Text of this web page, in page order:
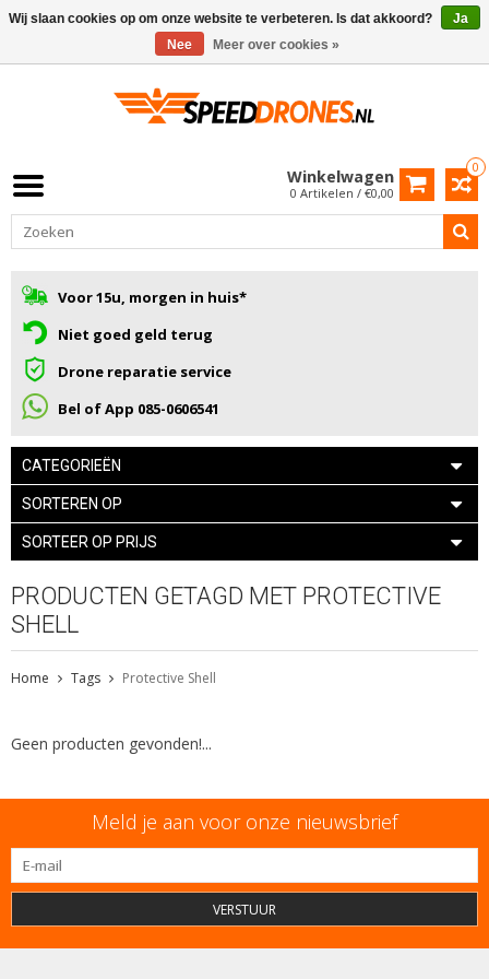
0
Winkelwagen
0 Artikelen / €0,00
Voor 15u, morgen in huis*
Niet goed geld terug
Drone reparatie service
Bel of App 085-0606541
CATEGORIEËN
SORTEREN OP
SORTEER OP PRIJS
PRODUCTEN GETAGD MET PROTECTIVE
SHELL
Home Tags Protective Shell
Geen producten gevonden!...
Meld je aan voor onze nieuwsbrief
VERSTUUR
Wij slaan cookies op om onze website te verbeteren. Is dat akkoord?
Ja
Nee
Meer over cookies »